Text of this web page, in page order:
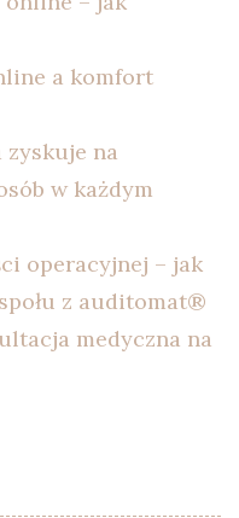
a komfort
na
w każdym
operacyjnej – jak
z auditomat®
medyczna na